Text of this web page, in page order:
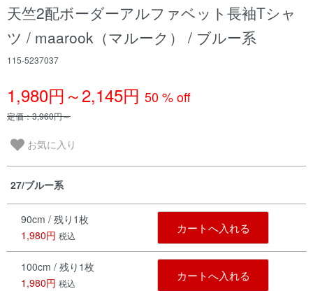
天竺2配ボーダーアルファベット長袖Tシャ
ツ / maarook（マルーク） / ブルー系
115-5237037
1,980円～2,145円 50 % off
定価：3,960円～
お気に入り
27/ブルー系
90cm / 残り1枚
1,980円 税込
カートへ入れる
100cm / 残り1枚
1,980円 税込
カートへ入れる